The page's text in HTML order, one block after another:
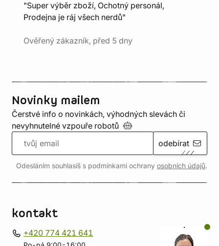
"Super výběr zboží, Ochotný personál,
Prodejna je ráj všech nerdů"
Ověřený zákazník, před 5 dny
Novinky mailem
Čerstvé info o novinkách, výhodných slevách či
nevyhnutelné vzpouře robotů
odebírat
Odesláním souhlasíš s podmínkami ochrany osobních údajů.
kontakt
+420 774 421 641